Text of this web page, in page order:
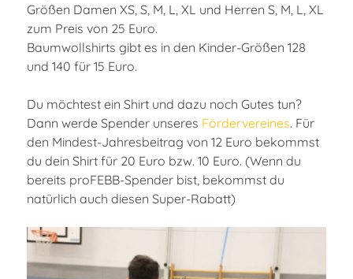
Größen Damen XS, S, M, L, XL und Herren S, M, L, XL
zum Preis von 25 Euro.
Baumwollshirts gibt es in den Kinder-Größen 128
und 140 für 15 Euro.
Du möchtest ein Shirt und dazu noch Gutes tun?
Dann werde Spender unseres Fördervereines. Für
den Mindest-Jahresbeitrag von 12 Euro bekommst
du dein Shirt für 20 Euro bzw. 10 Euro. (Wenn du
bereits proFEBB-Spender bist, bekommst du
natürlich auch diesen Super-Rabatt)